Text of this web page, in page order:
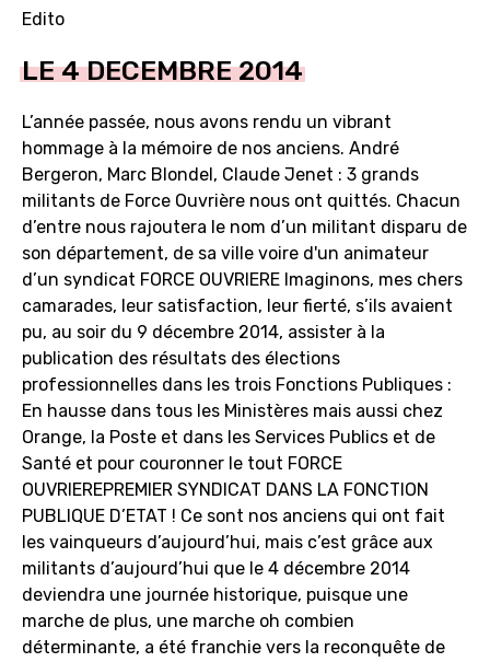
Edito
LE 4 DECEMBRE 2014
L’année passée, nous avons rendu un vibrant
hommage à la mémoire de nos anciens. André
Bergeron, Marc Blondel, Claude Jenet : 3 grands
militants de Force Ouvrière nous ont quittés. Chacun
d’entre nous rajoutera le nom d’un militant disparu de
son département, de sa ville voire d'un animateur
d’un syndicat FORCE OUVRIERE Imaginons, mes chers
camarades, leur satisfaction, leur fierté, s’ils avaient
pu, au soir du 9 décembre 2014, assister à la
publication des résultats des élections
professionnelles dans les trois Fonctions Publiques :
En hausse dans tous les Ministères mais aussi chez
Orange, la Poste et dans les Services Publics et de
Santé et pour couronner le tout FORCE
OUVRIEREPREMIER SYNDICAT DANS LA FONCTION
PUBLIQUE D’ETAT ! Ce sont nos anciens qui ont fait
les vainqueurs d’aujourd’hui, mais c’est grâce aux
militants d’aujourd’hui que le 4 décembre 2014
deviendra une journée historique, puisque une
marche de plus, une marche oh combien
déterminante, a été franchie vers la reconquête de